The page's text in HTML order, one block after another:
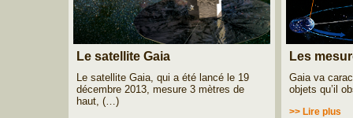
Le satellite Gaia
Le satellite Gaia, qui a été lancé le 19
décembre 2013, mesure 3 mètres de
haut, (…)
Les
Gaia va
objets qu’il
>> Lire plus